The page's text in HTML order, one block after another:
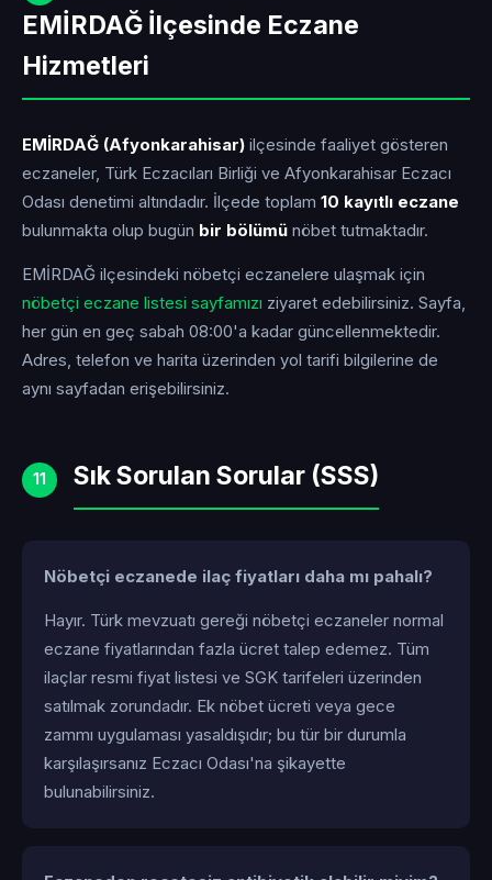
EMİRDAĞ İlçesinde Eczane
Hizmetleri
EMİRDAĞ (Afyonkarahisar) ilçesinde faaliyet gösteren
eczaneler, Türk Eczacıları Birliği ve Afyonkarahisar Eczacı
Odası denetimi altındadır. İlçede toplam 10 kayıtlı eczane
bulunmakta olup bugün bir bölümü nöbet tutmaktadır.
EMİRDAĞ ilçesindeki nöbetçi eczanelere ulaşmak için
nöbetçi eczane listesi sayfamızı ziyaret edebilirsiniz. Sayfa,
her gün en geç sabah 08:00'a kadar güncellenmektedir.
Adres, telefon ve harita üzerinden yol tarifi bilgilerine de
aynı sayfadan erişebilirsiniz.
11 Sık Sorulan Sorular (SSS)
Nöbetçi eczanede ilaç fiyatları daha mı pahalı?
Hayır. Türk mevzuatı gereği nöbetçi eczaneler normal
eczane fiyatlarından fazla ücret talep edemez. Tüm
ilaçlar resmi fiyat listesi ve SGK tarifeleri üzerinden
satılmak zorundadır. Ek nöbet ücreti veya gece
zammı uygulaması yasaldışıdır; bu tür bir durumla
karşılaşırsanız Eczacı Odası'na şikayette
bulunabilirsiniz.